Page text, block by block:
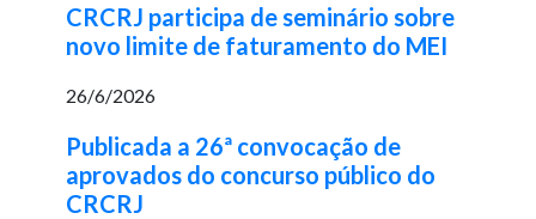
CRCRJ participa de seminário sobre
novo limite de faturamento do MEI
26/6/2026
Publicada a 26ª convocação de
aprovados do concurso público do
CRCRJ